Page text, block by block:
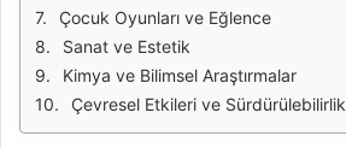
Çocuk Oyunları ve Eğlence
Sanat ve Estetik
Kimya ve Bilimsel Araştırmalar
Çevresel Etkileri ve Sürdürülebilirlik